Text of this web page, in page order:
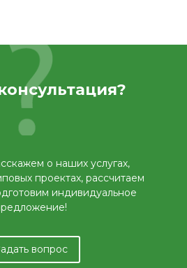
о наших услугах,
проектах, рассчитаем
индивидуальное
вопрос